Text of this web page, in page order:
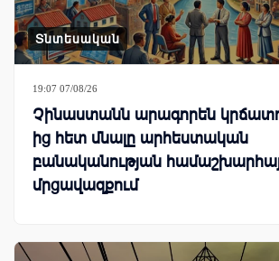
Տնտեսական
19:07 07/08/26
Չինաստանն արագորեն
ից հետ մնալը արհեստական
բանականության
մրցավազքում